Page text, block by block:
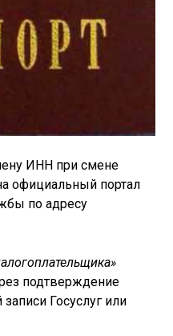
ИНН при смене
официальный портал
по адресу
подтверждение
Госуслуг или